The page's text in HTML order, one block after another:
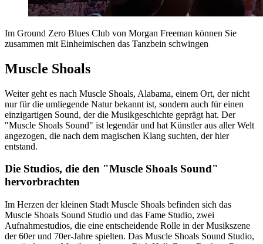
Im Ground Zero Blues Club von Morgan Freeman können Sie
zusammen mit Einheimischen das Tanzbein schwingen
Muscle Shoals
Weiter geht es nach Muscle Shoals, Alabama, einem Ort, der nicht
nur für die umliegende Natur bekannt ist, sondern auch für einen
einzigartigen Sound, der die Musikgeschichte geprägt hat. Der
"Muscle Shoals Sound" ist legendär und hat Künstler aus aller Welt
angezogen, die nach dem magischen Klang suchten, der hier
entstand.
Die Studios, die den "Muscle Shoals Sound"
hervorbrachten
Im Herzen der kleinen Stadt Muscle Shoals befinden sich das
Muscle Shoals Sound Studio und das Fame Studio, zwei
Aufnahmestudios, die eine entscheidende Rolle in der Musikszene
der 60er und 70er-Jahre spielten. Das Muscle Shoals Sound Studio,